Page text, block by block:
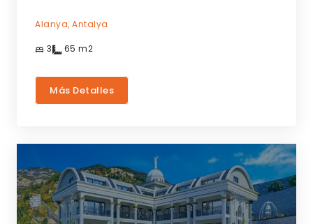
Alanya, Antalya
3 65 m2
Más Detalles